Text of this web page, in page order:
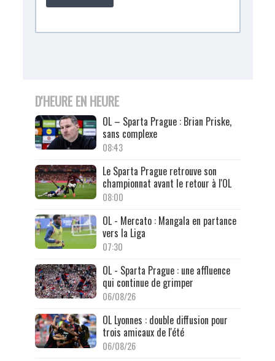
D'HEURE EN HEURE
OL – Sparta Prague : Brian Priske,
sans complexe
08:43
Le Sparta Prague retrouve son
championnat avant le retour à l'OL
08:00
OL - Mercato : Mangala en partance
vers la Liga
07:30
OL - Sparta Prague : une affluence
qui continue de grimper
06/08/26
OL Lyonnes : double diffusion pour
trois amicaux de l'été
06/08/26